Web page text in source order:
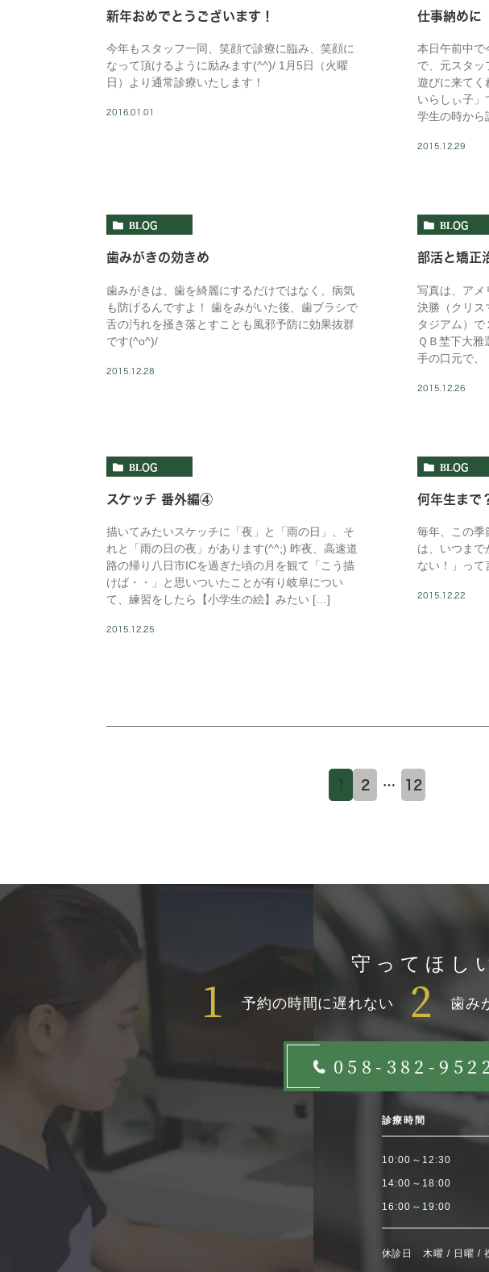
新年おめでとうございます！
今年もスタッフ一同、笑顔で診療に臨み、笑顔に
なって頂けるように励みます(^^)/ 1月5日（火曜
日）より通常診療いたします！
2016.01.01
仕事納めに
本日午前中で
で、元スタッ
遊びに来てく
いらしぃ子
学生の時か
2015.12.29
BLOG
歯みがきの効きめ
歯みがきは、歯を綺麗にするだけではなく、病気
も防げるんですよ！ 歯をみがいた後、歯ブラシで
舌の汚れを掻き落とすことも風邪予防に効果抜群
です(^o^)/
2015.12.28
BLOG
部活と矯正
写真は、アメ
決勝（クリス
タジアム）
ＱＢ埜下大
手の口元で
2015.12.26
BLOG
スケッチ 番外編④
描いてみたいスケッチに「夜」と「雨の日」、そ
れと「雨の日の夜」があります(^^;) 昨夜、高速道
路の帰り八日市ICを過ぎた頃の月を観て「こう描
けば・・」と思いついたことが有り岐阜につい
て、練習をしたら【小学生の絵】みたい […]
2015.12.25
BLOG
何年生まで
毎年、この季
は、いつまで
ない！」って
2015.12.22
1 2 … 12
守ってほし
1 予約の時間に遅れない 2 歯み
058-382-
診療時間
10:00～12:30
14:00～18:00
16:00～19:00
休診日 木曜 / 日曜 /